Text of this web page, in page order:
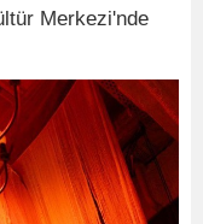
Merkezi'nde